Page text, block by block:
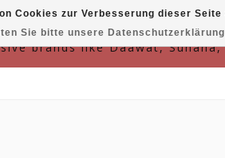
brands like Daawat,
Cookies zur Verbesserung dieser Seite
Sie bitte unsere